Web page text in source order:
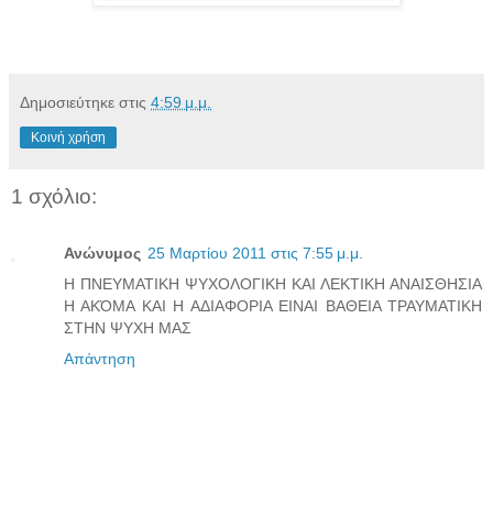
Δημοσιεύτηκε στις 4:59 μ.μ.
Κοινή χρήση
1 σχόλιο:
Ανώνυμος 25 Μαρτίου 2011 στις 7:55 μ.μ.
Η ΠΝΕΥΜΑΤΙΚΗ ΨΥΧΟΛΟΓΙΚΗ ΚΑΙ ΛΕΚΤΙΚΗ ΑΝΑΙΣΘΗΣΙΑ
Η ΑΚΌΜΑ ΚΑΙ Η ΑΔΙΑΦΟΡΙΑ ΕΙΝΑΙ ΒΑΘΕΙΑ ΤΡΑΥΜΑΤΙΚΗ
ΣΤΗΝ ΨΥΧΗ ΜΑΣ
Απάντηση